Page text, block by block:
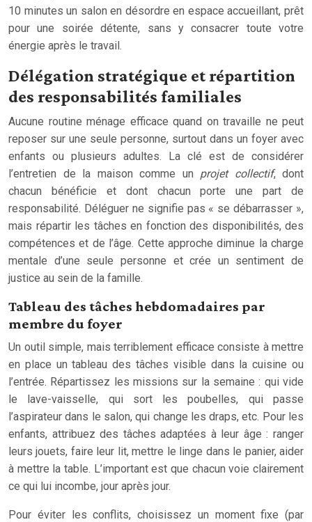
10 minutes un salon en désordre en espace accueillant, prêt
pour une soirée détente, sans y consacrer toute votre
énergie après le travail.
Délégation stratégique et répartition
des responsabilités familiales
Aucune routine ménage efficace quand on travaille ne peut
reposer sur une seule personne, surtout dans un foyer avec
enfants ou plusieurs adultes. La clé est de considérer
l’entretien de la maison comme un projet collectif, dont
chacun bénéficie et dont chacun porte une part de
responsabilité. Déléguer ne signifie pas « se débarrasser »,
mais répartir les tâches en fonction des disponibilités, des
compétences et de l’âge. Cette approche diminue la charge
mentale d’une seule personne et crée un sentiment de
justice au sein de la famille.
Tableau des tâches hebdomadaires par
membre du foyer
Un outil simple, mais terriblement efficace consiste à mettre
en place un tableau des tâches visible dans la cuisine ou
l’entrée. Répartissez les missions sur la semaine : qui vide
le lave-vaisselle, qui sort les poubelles, qui passe
l’aspirateur dans le salon, qui change les draps, etc. Pour les
enfants, attribuez des tâches adaptées à leur âge : ranger
leurs jouets, faire leur lit, mettre le linge dans le panier, aider
à mettre la table. L’important est que chacun voie clairement
ce qui lui incombe, jour après jour.
Pour éviter les conflits, choisissez un moment fixe (par